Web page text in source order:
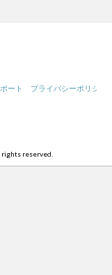
ート プライバシーポリシー
reserved.